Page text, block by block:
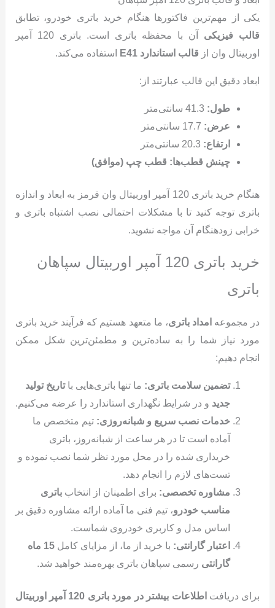
یکی از مهم‌ترین فاکتورها هنگام خرید باتری خودرو، تطابق
قالب فیزیکی
آن با محفظه باتری است. باتری 120 آمپر
اوربیتال وان از قالب استاندارد E41 استفاده می‌کند.
ابعاد دقیق این قالب عبارتند از:
طول:
عرض:
ارتفاع:
چینش قطب‌ها: قطب چپ (موافق)
هنگام خرید باتری 120 آمپر اوربیتال وان قرمز به ابعاد و اندازه
باتری توجه کنید تا با مشکلات احتمالی نصب اشتباه باتری و
خرابی زودهنگام آن مواجه نشوید.
خرید باتری 120 آمپر اوربیتال سپاهان
باتری
در مجموعه امداد باتری، ما متعهد هستیم که فرآیند خرید باتری
مورد نیاز شما را به ساده‌ترین و مطمئن‌ترین شکل ممکن
انجام دهیم:
تضمین سلامت باتری: ما تنها باتری‌هایی باتاریخ تولید
جدید و در شرایط نگهداری استاندارد را عرضه می‌کنیم.
خدمات نصب سریع و شبانه‌روزی: تیم متخصص ما
آماده است تا در هر ساعت از شبانه‌روز، باتری
خریداری شده را در محل مورد نظر شما نصب نموده و
تست‌های لازم را انجام دهد.
مشاوره تخصصی: برای اطمینان از انتخاب باتری
مناسب خودرو، تیم فنی ما آماده ارائه مشاوره دقیق بر
اساس مدل و کاربری خودروی شماست.
اعتبار گارانتی: با خرید از ما، از مزایای کامل
15 ماه
گارانتی رسمی سپاهان باتری بهره‌مند خواهید شد.
برای دریافت اطلاعات بیشتر در مورد باتری 120 آمپر اوربیتال